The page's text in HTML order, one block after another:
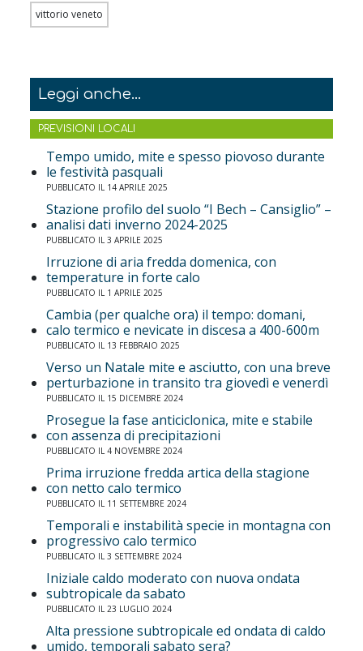
vittorio veneto
Leggi anche...
PREVISIONI LOCALI
Tempo umido, mite e spesso piovoso durante
le festività pasquali
PUBBLICATO IL 14 APRILE 2025
Stazione profilo del suolo “I Bech – Cansiglio” –
analisi dati inverno 2024-2025
PUBBLICATO IL 3 APRILE 2025
Irruzione di aria fredda domenica, con
temperature in forte calo
PUBBLICATO IL 1 APRILE 2025
Cambia (per qualche ora) il tempo: domani,
calo termico e nevicate in discesa a 400-600m
PUBBLICATO IL 13 FEBBRAIO 2025
Verso un Natale mite e asciutto, con una breve
perturbazione in transito tra giovedì e venerdì
PUBBLICATO IL 15 DICEMBRE 2024
Prosegue la fase anticiclonica, mite e stabile
con assenza di precipitazioni
PUBBLICATO IL 4 NOVEMBRE 2024
Prima irruzione fredda artica della stagione
con netto calo termico
PUBBLICATO IL 11 SETTEMBRE 2024
Temporali e instabilità specie in montagna con
progressivo calo termico
PUBBLICATO IL 3 SETTEMBRE 2024
Iniziale caldo moderato con nuova ondata
subtropicale da sabato
PUBBLICATO IL 23 LUGLIO 2024
Alta pressione subtropicale ed ondata di caldo
umido, temporali sabato sera?